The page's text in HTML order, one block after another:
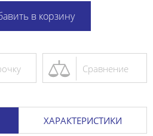
в корзину
Сравнение
ХАРАКТЕРИСТИКИ